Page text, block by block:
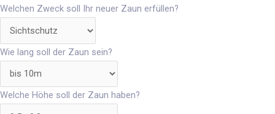
Welchen Zweck soll Ihr neuer Zaun erfüllen?
Wie lang soll der Zaun sein?
Welche Höhe soll der Zaun haben?